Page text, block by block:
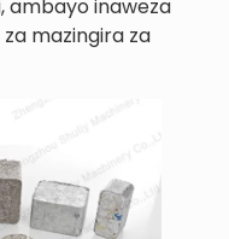
ambayo inaweza
mazingira za